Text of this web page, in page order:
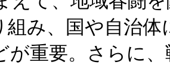
み、国や自治
重要。さらに